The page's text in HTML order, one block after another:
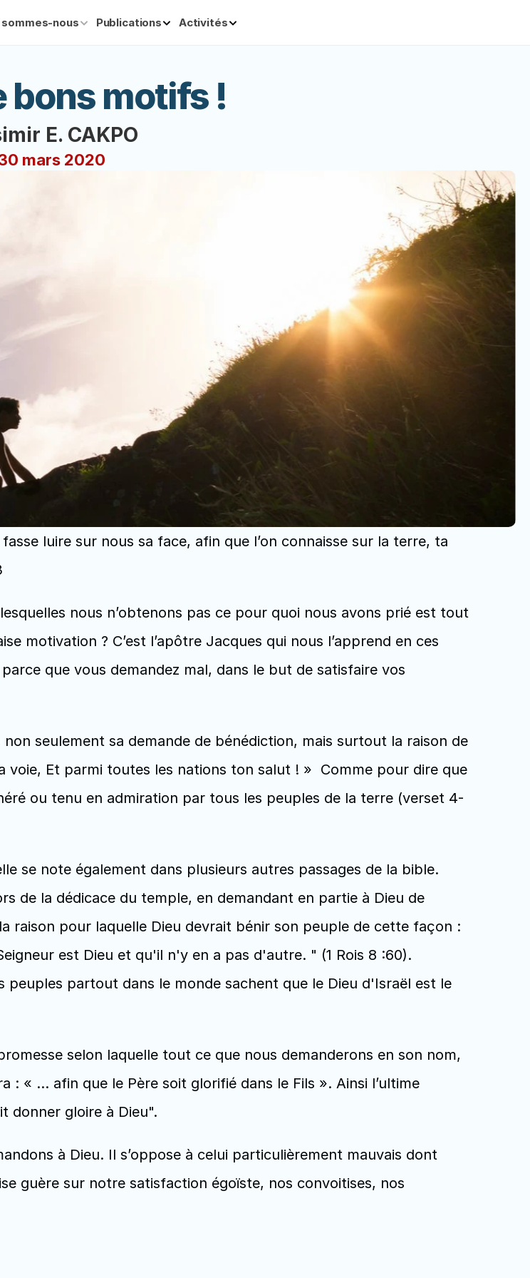
sommes-nous Publications Activités
bons motifs !
E. CAKPO
mars 2020
luire sur nous sa face, afin que l’on connaisse sur la terre, ta
nous n’obtenons pas ce pour quoi nous avons prié est tout
motivation ? C’est l’apôtre Jacques qui nous l’apprend en ces
que vous demandez mal, dans le but de satisfaire vos
seulement sa demande de bénédiction, mais surtout la raison de
voie, Et parmi toutes les nations ton salut ! »  Comme pour dire que
ou tenu en admiration par tous les peuples de la terre (verset 4-
se note également dans plusieurs autres passages de la bible.
de la dédicace du temple, en demandant en partie à Dieu de
raison pour laquelle Dieu devrait bénir son peuple de cette façon :
est Dieu et qu'il n'y en a pas d'autre. " (1 Rois 8 :60).
peuples partout dans le monde sachent que le Dieu d'Israël est le
selon laquelle tout ce que nous demanderons en son nom,
: « … afin que le Père soit glorifié dans le Fils ». Ainsi l’ultime
donner gloire à Dieu".
à Dieu. Il s’oppose à celui particulièrement mauvais dont
guère sur notre satisfaction égoïste, nos convoitises, nos